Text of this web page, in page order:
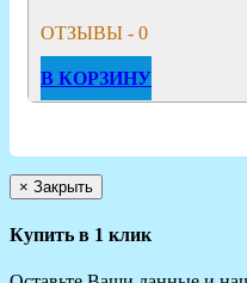
ОТЗЫВЫ - 0
В КОРЗИНУ
× Закрыть
Купить в 1 клик